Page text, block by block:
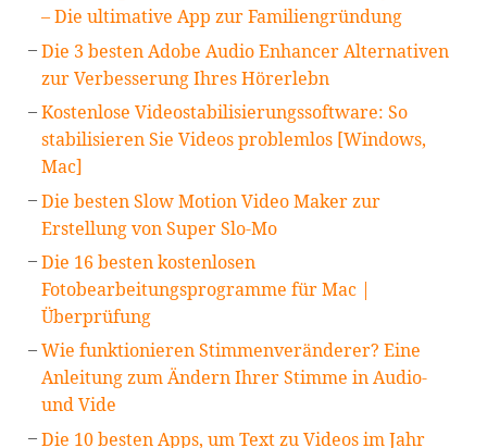
– Die ultimative App zur Familiengründung
Die 3 besten Adobe Audio Enhancer Alternativen
zur Verbesserung Ihres Hörerlebn
Kostenlose Videostabilisierungssoftware: So
stabilisieren Sie Videos problemlos [Windows,
Mac]
Die besten Slow Motion Video Maker zur
Erstellung von Super Slo-Mo
Die 16 besten kostenlosen
Fotobearbeitungsprogramme für Mac |
Überprüfung
Wie funktionieren Stimmenveränderer? Eine
Anleitung zum Ändern Ihrer Stimme in Audio-
und Vide
Die 10 besten Apps, um Text zu Videos im Jahr